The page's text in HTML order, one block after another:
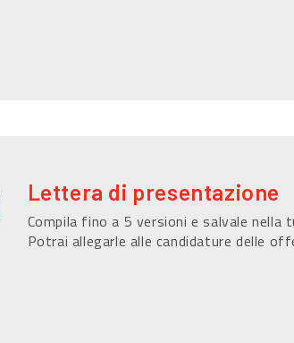
Lettera di presentazione
Compila fino a 5 versioni e salvale nella
Potrai allegarle alle candidature delle